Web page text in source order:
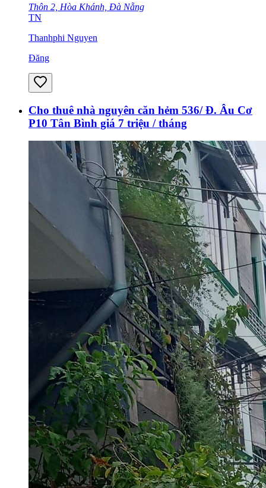
Thôn 2, Hòa Khánh, Đà Nẵng
TN
Thanhphi Nguyen
Đăng
Cho thuê nhà nguyên căn hẻm 536/ Đ. Âu Cơ
P10 Tân Bình giá 7 triệu / tháng